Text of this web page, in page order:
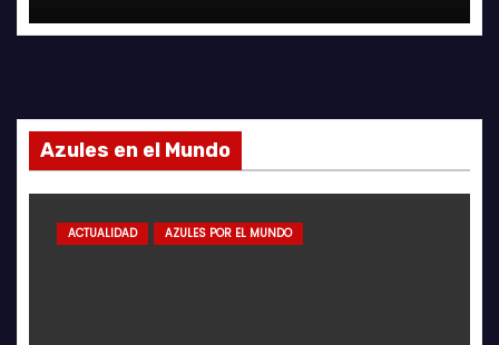
Azules en el Mundo
ACTUALIDAD AZULES POR EL MUNDO